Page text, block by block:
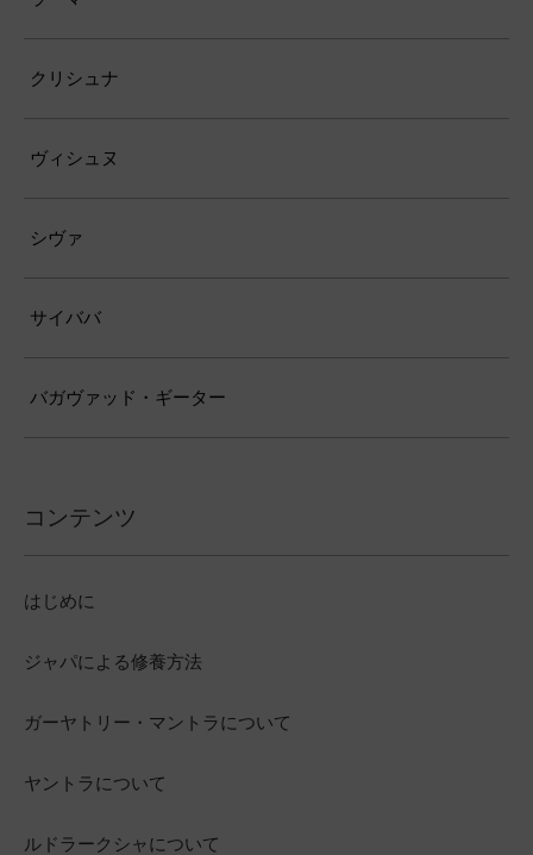
クリシュナ
ヴィシュヌ
シヴァ
サイババ
バガヴァッド・ギーター
コンテンツ
はじめに
ジャパによる修養方法
ガーヤトリー・マントラについて
ヤントラについて
ルドラークシャについて